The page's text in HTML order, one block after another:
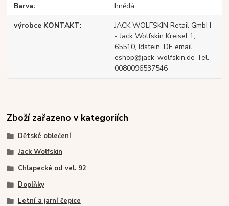
Barva hnědá
výrobce KONTAKT
JACK WOLFSKIN Retail GmbH
- Jack Wolfskin Kreisel 1,
65510, Idstein, DE email
eshop@jack-wolfskin.de Tel.
0080096537546
Zboží zařazeno v kategoriích
Dětské oblečení
Jack Wolfskin
Chlapecké od vel. 92
Doplňky
Letní a jarní čepice